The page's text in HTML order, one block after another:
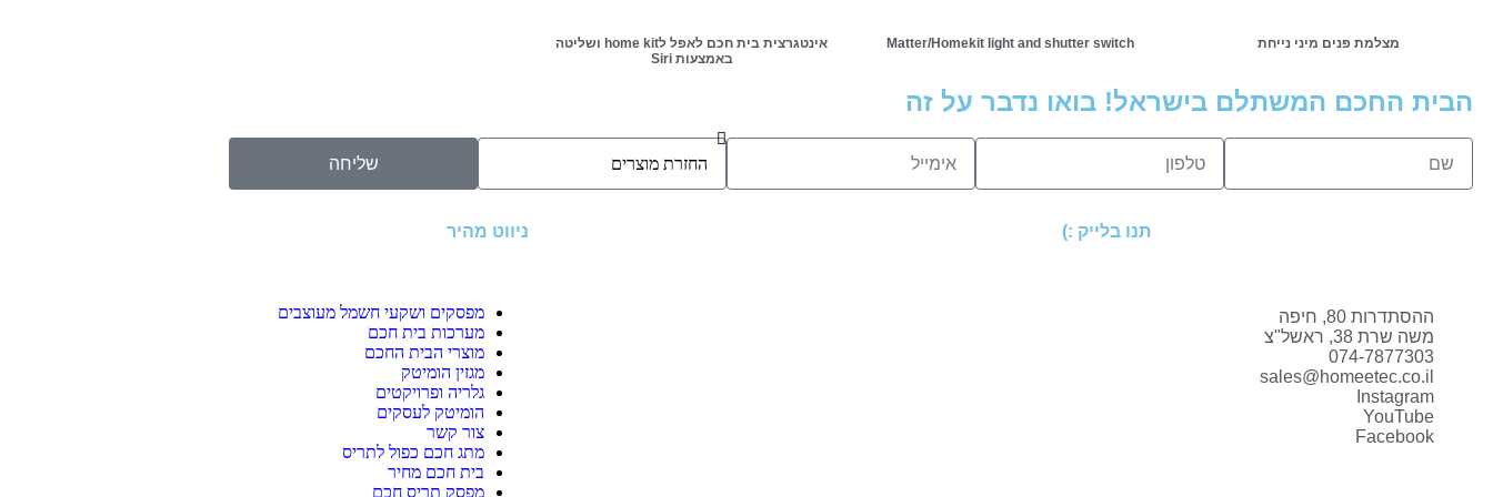
מצלמת פנים מיני נייחת Matter/Homekit light and shutter switch
אינטגרצית בית חכם לאפל לhome kit ושליטה
באמצעות Siri
הבית החכם המשתלם בישראל! בואו נדבר על זה
שליחה
ההסתדרות 80, חיפה
משה שרת 38, ראשל"צ
074-7877303
sales@homeetec.co.il
Instagram
YouTube
Facebook
תנו בלייק :) ניווט מהיר
מפסקים ושקעי חשמל מעוצבים
מערכות בית חכם
מוצרי הבית החכם
מגזין הומיטק
גלריה ופרויקטים
הומיטק לעסקים
צור קשר
מתג חכם כפול לתריס
בית חכם מחיר
מפסק תריס חכם